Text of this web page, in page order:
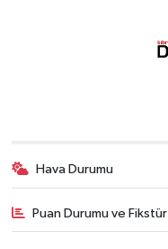
Hava Durumu
Puan Durumu ve Fikstür